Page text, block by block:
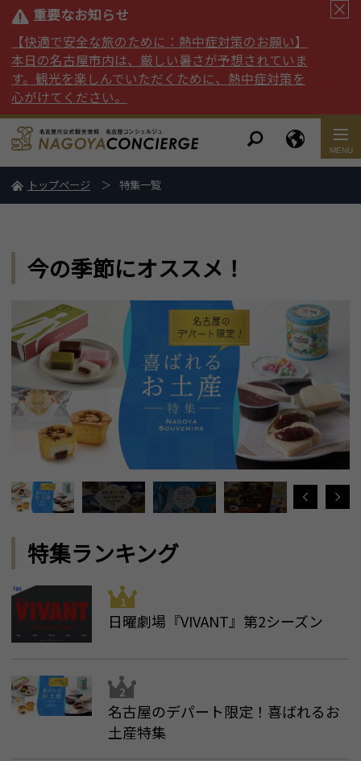
重要なお知らせ
【快適で安全な旅のために：熱中症対策のお願い】
本日の名古屋市内は、厳しい暑さが予想されていま
す。観光を楽しんでいただくために、熱中症対策を
心がけてください。
トップページ 特集一覧
今の季節にオススメ！
特集ランキング
日曜劇場『VIVANT』第2シーズン
名古屋のデパート限定！喜ばれるお
土産特集